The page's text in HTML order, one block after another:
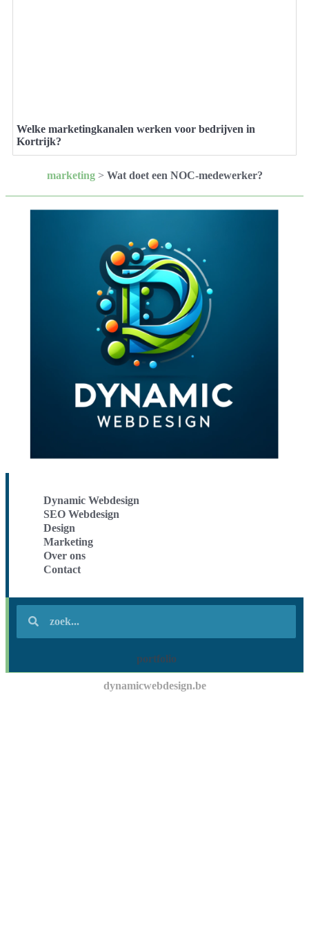
Welke marketingkanalen werken voor bedrijven in
Kortrijk?
marketing> Wat doet een NOC-medewerker?
Dynamic Webdesign
SEO Webdesign
Design
Marketing
Over ons
Contact
portfolio
dynamicwebdesign.be